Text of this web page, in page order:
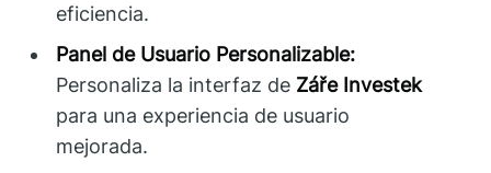
eficiencia.
Panel de Usuario Personalizable:
Personaliza la interfaz de Záře Investek
para una experiencia de usuario
mejorada.